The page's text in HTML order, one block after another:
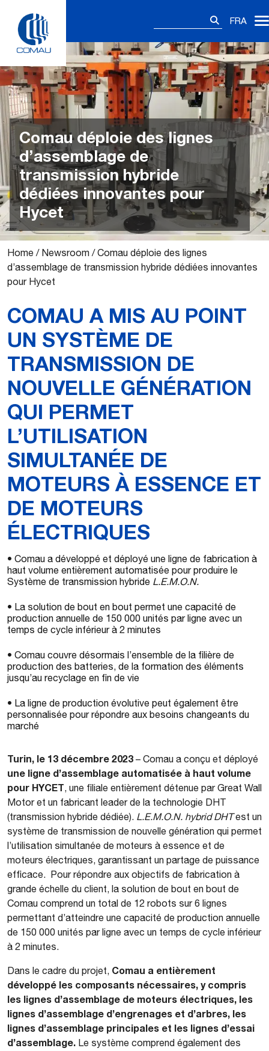
content
FRA
Comau déploie des lignes
d’assemblage de
transmission hybride
dédiées innovantes pour
Hycet
Home / Newsroom /Comau déploie des lignes
d’assemblage de transmission hybride dédiées innovantes
pour Hycet
COMAU A MIS AU POINT
UN SYSTÈME DE
TRANSMISSION DE
NOUVELLE GÉNÉRATION
QUI PERMET
L’UTILISATION
SIMULTANÉE DE
MOTEURS À ESSENCE ET
DE MOTEURS
ÉLECTRIQUES
• Comau a développé et déployé une ligne de fabrication à
haut volume entièrement automatisée pour produire le
Système de transmission hybride L.E.M.O.N.
• La solution de bout en bout permet une capacité de
production annuelle de 150 000 unités par ligne avec un
temps de cycle inférieur à 2 minutes
• Comau couvre désormais l’ensemble de la filière de
production des batteries, de la formation des éléments
jusqu’au recyclage en fin de vie
• La ligne de production évolutive peut également être
personnalisée pour répondre aux besoins changeants du
marché
Turin, le 13 décembre 2023 – Comau a conçu et déployé
une ligne d’assemblage automatisée à haut volume
pour HYCET, une filiale entièrement détenue par Great Wall
Motor et un fabricant leader de la technologie DHT
(transmission hybride dédiée). L.E.M.O.N. hybrid DHTest un
système de transmission de nouvelle génération qui permet
l’utilisation simultanée de moteurs à essence et de
moteurs électriques, garantissant un partage de puissance
efficace. Pour répondre aux objectifs de fabrication à
grande échelle du client, la solution de bout en bout de
Comau comprend un total de 12 robots sur 6 lignes
permettant d’atteindre une capacité de production annuelle
de 150 000 unités par ligne avec un temps de cycle inférieur
à 2 minutes.
Dans le cadre du projet, Comau a entièrement
développé les composants nécessaires, y compris
les lignes d’assemblage de moteurs électriques, les
lignes d’assemblage d’engrenages et d’arbres, les
lignes d’assemblage principales et les lignes d’essai
d’assemblage. Le système comprend également des